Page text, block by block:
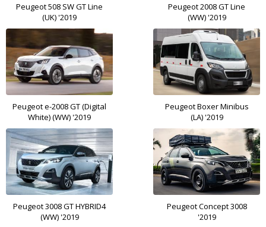
Peugeot 508 SW GT Line
(UK) '2019
Peugeot 2008 GT Line
(WW) '2019
Peugeot e-2008 GT (Digital
White) (WW) '2019
Peugeot Boxer Minibus
(LA) '2019
Peugeot 3008 GT HYBRID4
(WW) '2019
Peugeot Concept 3008
'2019